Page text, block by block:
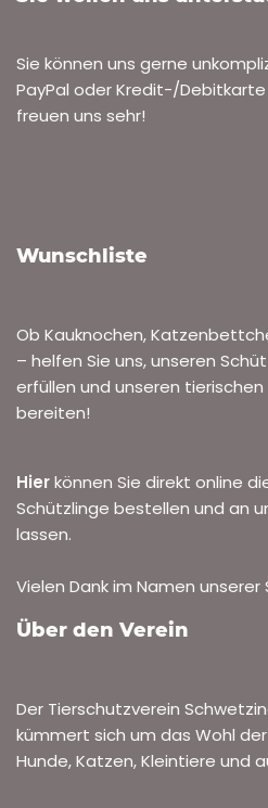
Sie können uns gerne
PayPal oder Kredit-/
freuen uns sehr!
Wunschliste
Ob Kauknochen,
– helfen Sie uns, unseren
erfüllen und unseren tierischen
bereiten!
Hierkönnen Sie direkt online
Schützlinge bestellen und an
lassen.
Vielen Dank im Namen unserer
Über den Verein
Der Tierschutzverein
kümmert sich um das Wohl
Hunde, Katzen, Kleintiere und